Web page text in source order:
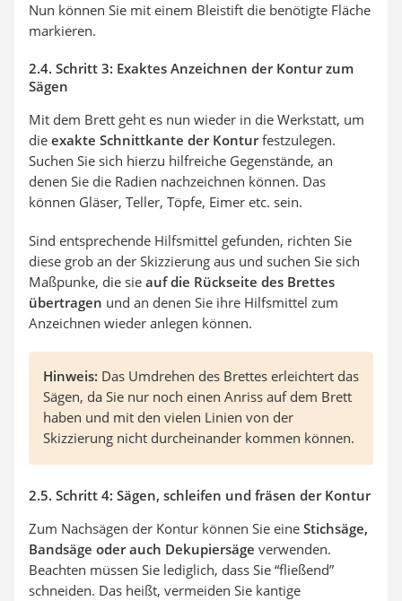
Nun können Sie mit einem Bleistift die benötigte Fläche
markieren.
2.4. Schritt 3: Exaktes Anzeichnen der Kontur zum
Sägen
Mit dem Brett geht es nun wieder in die Werkstatt, um
die exakte Schnittkante der Konturfestzulegen.
Suchen Sie sich hierzu hilfreiche Gegenstände, an
denen Sie die Radien nachzeichnen können. Das
können Gläser, Teller, Töpfe, Eimer etc. sein.
Sind entsprechende Hilfsmittel gefunden, richten Sie
diese grob an der Skizzierung aus und suchen Sie sich
Maßpunke, die sie auf die Rückseite des Brettes
übertragen und an denen Sie ihre Hilfsmittel zum
Anzeichnen wieder anlegen können.
Hinweis: Das Umdrehen des Brettes erleichtert das
Sägen, da Sie nur noch einen Anriss auf dem Brett
haben und mit den vielen Linien von der
Skizzierung nicht durcheinander kommen können.
2.5. Schritt 4: Sägen, schleifen und fräsen der Kontur
Zum Nachsägen der Kontur können Sie eine Stichsäge,
Bandsäge oder auch Dekupiersäge verwenden.
Beachten müssen Sie lediglich, dass Sie “fließend”
schneiden. Das heißt, vermeiden Sie kantige